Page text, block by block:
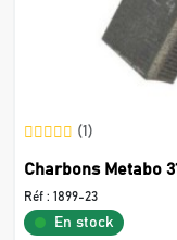
(1)
Charbons Metabo
Réf : 1899-23
En stock